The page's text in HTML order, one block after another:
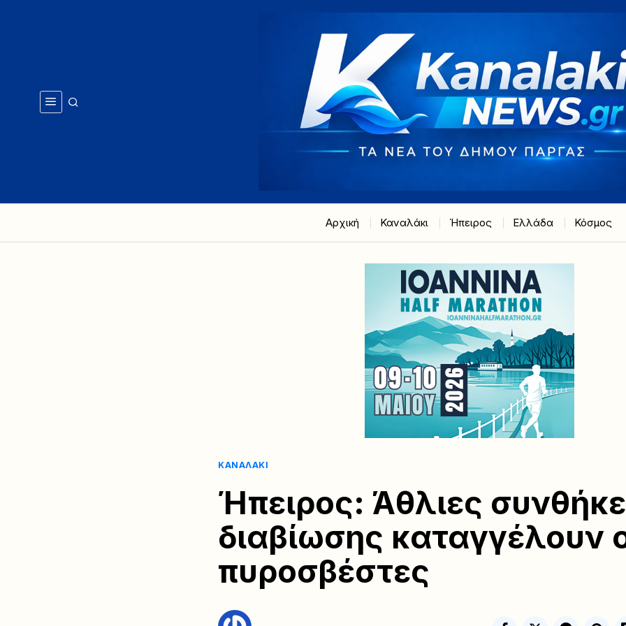
Αρχική Καναλάκι Ήπειρος Ελλάδα Κόσμος
ΚΑΝΑΛΆΚΙ
Ήπειρος: Άθλιες
διαβίωσης καταγγέλουν
πυροσβέστες